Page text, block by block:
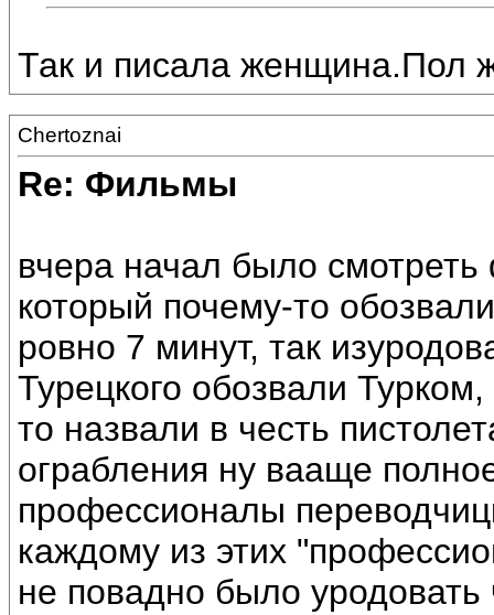
Так и писала женщина.Пол
Chertoznai
Re: Фильмы
вчера начал было
который почему-то
ровно 7 минут, так
Турецкого обозвали
то назвали в честь
ограбления ну вааще
профессионалы
каждому из этих
не повадно было уродовать